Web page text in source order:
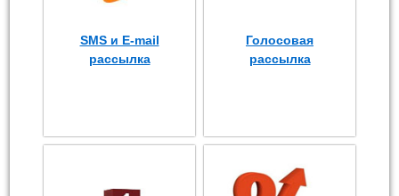
SMS и E-mail
рассылка
Голосовая
рассылка